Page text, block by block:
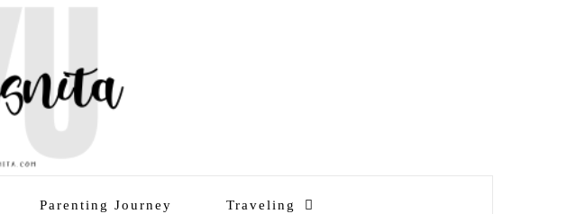
Parenting Journey Traveling